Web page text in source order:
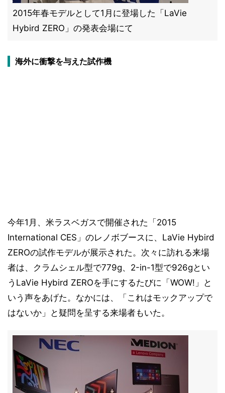
2015年春モデルとして1月に登場した「LaVie
Hybird ZERO」の発表会場にて
海外に衝撃を与えた試作機
今年1月、米ラスベガスで開催された「2015
International CES」のレノボブースに、LaVie Hybird
ZEROの試作モデルが展示された。次々に訪れる来場
者は、クラムシェル型で779g、2-in-1型で926gとい
うLaVie Hybird ZEROを手にするたびに「WOW!」と
いう声をあげた。なかには、「これはモックアップで
はないか」と疑問を呈する来場者もいた。